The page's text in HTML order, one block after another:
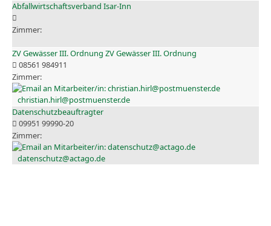
Abfallwirtschaftsverband Isar-Inn
ZV Gewässer III. Ordnung ZV Gewässer III. Ordnung
08561 984911
christian.hirl@postmuenster.de
Datenschutzbeauftragter
09951 99990-20
datenschutz@actago.de